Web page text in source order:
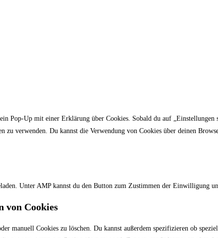
Pop-Up mit einer Erklärung über Cookies. Sobald du auf
verwenden. Du kannst die Verwendung von Cookies über deinen
Unter AMP kannst du den Button zum Zustimmen der Einwilligung
von Cookies
manuell Cookies zu löschen. Du kannst außerdem spezifizieren ob